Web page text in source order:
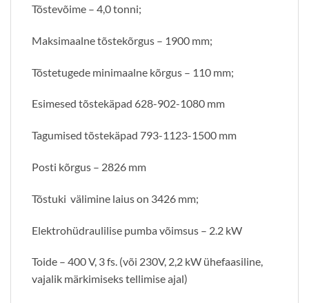
Tõstevõime – 4,0 tonni;
Maksimaalne tõstekõrgus – 1900 mm;
Tõstetugede minimaalne kõrgus – 110 mm;
Esimesed tõstekäpad 628-902-1080 mm
Tagumised tõstekäpad 793-1123-1500 mm
Posti kõrgus – 2826 mm
Tõstuki välimine laius on 3426 mm;
Elektrohüdraulilise pumba võimsus – 2.2 kW
Toide – 400 V, 3 fs. (või 230V, 2,2 kW ühefaasiline,
vajalik märkimiseks tellimise ajal)